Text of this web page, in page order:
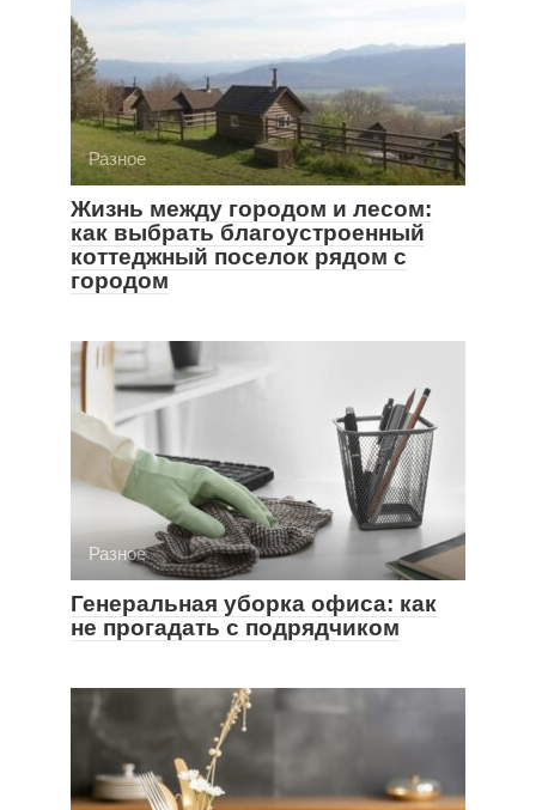
Разное
Жизнь между городом и лесом:
как выбрать благоустроенный
коттеджный поселок рядом с
городом
Разное
Генеральная уборка офиса: как
не прогадать с подрядчиком